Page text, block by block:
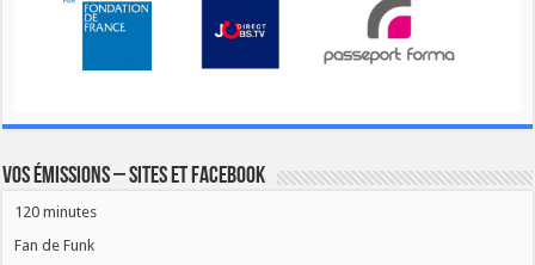
Vos émissions – Sites et Facebook
120 minutes
Fan de Funk